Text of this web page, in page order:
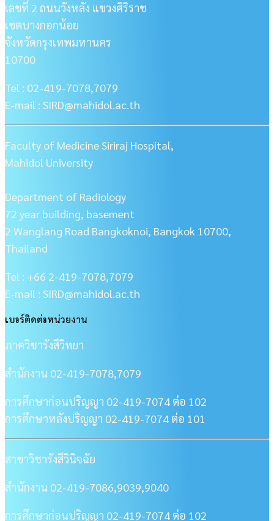
เลขที่ 2 ถนนวังหลัง แขวงศิริราช
เขตบางกอกน้อย
จังหวัดกรุงเทพมหานคร
10700
Tel : 02-419-7078,7079
E-mail : SIRD@mahidol.ac.th
Faculty of Medicine Siriraj Hospital,
Mahidol University
Department of Radiology
72 year building, basement
2 Wanglang Road Bangkoknoi, Bangkok 10700,
Thailand
Tel : +66 2-419-7078,7079
E-mail : SIRD@mahidol.ac.th
เบอร์ติดต่อหน่วยงาน
ภาควิชารังสีวิทยา
สำนักงาน 02-419-7078,7079
การศึกษาก่อนปริญญา 02-419-7074 ต่อ 102
การศึกษาหลังปริญญา 02-419-7074 ต่อ 101
สาขาวิชารังสีวินิจฉัย
สำนักงาน 02-419-7086,9039,9040
การศึกษาก่อนปริญญา 02-419-7074 ต่อ 102